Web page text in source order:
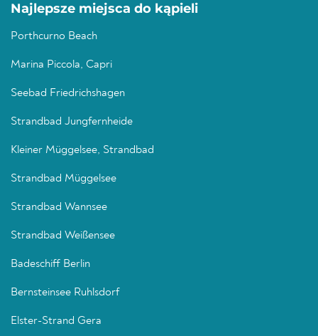
Najlepsze miejsca do kąpieli
Porthcurno Beach
Marina Piccola, Capri
Seebad Friedrichshagen
Strandbad Jungfernheide
Kleiner Müggelsee, Strandbad
Strandbad Müggelsee
Strandbad Wannsee
Strandbad Weißensee
Badeschiff Berlin
Bernsteinsee Ruhlsdorf
Elster-Strand Gera